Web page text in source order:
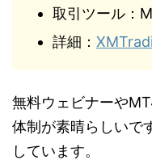
取引ツール：
詳細：
無料ウェビナーや
体制が素晴らしいで
しています。